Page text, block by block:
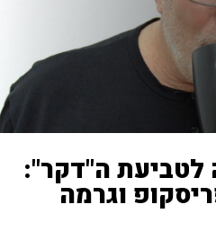
ה"דקר":
וגרמה